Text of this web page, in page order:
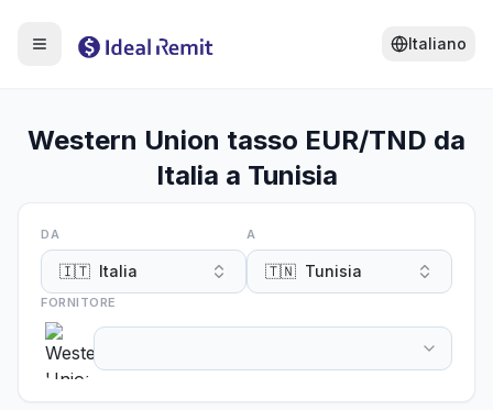
Italiano
Western Union tasso EUR/TND da
Italia a Tunisia
DA
🇮🇹 Italia
A
🇹🇳 Tunisia
FORNITORE